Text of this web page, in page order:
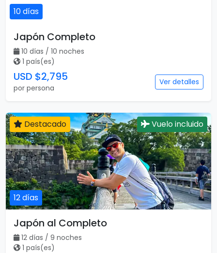
10 días
Japón Completo
10 días / 10 noches
1 país(es)
USD $2,795
por persona
Ver detalles
12 días
Destacado Vuelo incluido
Japón al Completo
12 días / 9 noches
1 país(es)